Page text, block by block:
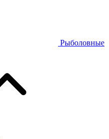
Рыболовные